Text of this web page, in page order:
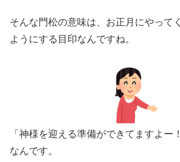
そんな門松の意味は、お正月にやって
ようにする目印なんですね。
「神様を迎える準備ができてますよー
なんです。